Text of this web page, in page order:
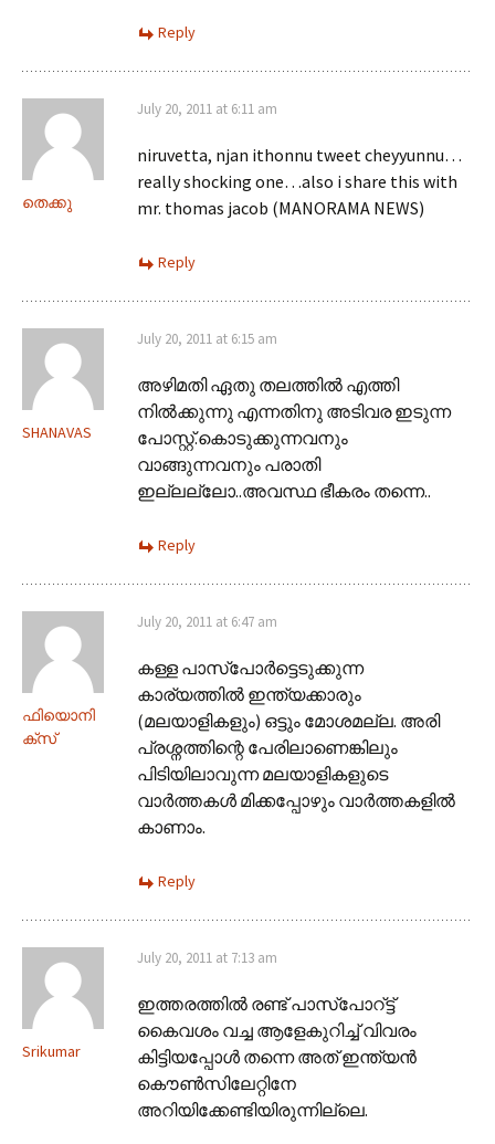
Reply
തെക്കു
July 20, 2011 at 6:11 am
niruvetta, njan ithonnu tweet cheyyunnu…
really shocking one…also i share this with
mr. thomas jacob (MANORAMA NEWS)
Reply
SHANAVAS
July 20, 2011 at 6:15 am
അഴിമതി ഏതു തലത്തില്‍ എത്തി
നില്‍ക്കുന്നു എന്നതിനു അടിവര ഇടുന്ന
പോസ്റ്റ്‌.കൊടുക്കുന്നവനും
വാങ്ങുന്നവനും പരാതി
ഇല്ലല്ലോ..അവസ്ഥ ഭീകരം തന്നെ..
Reply
ഫിയൊനി
ക്സ്
July 20, 2011 at 6:47 am
കള്ള പാസ്പോര്‍ട്ടെടുക്കുന്ന
കാര്യത്തില്‍ ഇന്ത്യക്കാരും
(മലയാളികളും) ഒട്ടും മോശമല്ല. അരി
പ്രശ്നത്തിന്റെ പേരിലാണെങ്കിലും
പിടിയിലാവുന്ന മലയാളികളുടെ
വാര്‍ത്തകള്‍ മിക്കപ്പോഴും വാര്‍ത്തകളില്‍
കാണാം.
Reply
Srikumar
July 20, 2011 at 7:13 am
ഇത്തരത്തിൽ രണ്ട് പാസ്പോറ്ട്ട്
കൈവശം വച്ച ആളേകുറിച്ച് വിവരം
കിട്ടിയപ്പോൾ തന്നെ അത് ഇന്ത്യൻ
കൌൺസിലേറ്റിനേ
അറിയിക്കേണ്ടിയിരുന്നില്ലെ.